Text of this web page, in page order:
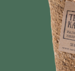
SNEL NAAR
PoTtEn